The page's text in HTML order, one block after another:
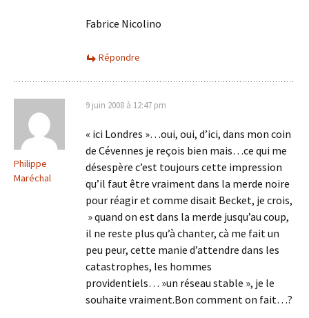
Fabrice Nicolino
Répondre
Philippe
Maréchal
9 juin 2008 à 12:47 pm
« ici Londres »…oui, oui, d’ici, dans mon coin
de Cévennes je reçois bien mais…ce qui me
désespère c’est toujours cette impression
qu’il faut être vraiment dans la merde noire
pour réagir et comme disait Becket, je crois,
» quand on est dans la merde jusqu’au coup,
il ne reste plus qu’à chanter, cà me fait un
peu peur, cette manie d’attendre dans les
catastrophes, les hommes
providentiels… »un réseau stable », je le
souhaite vraiment.Bon comment on fait…?